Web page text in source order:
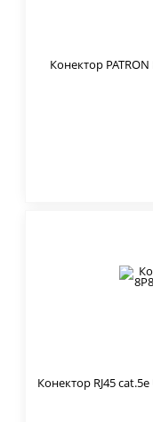
Конектор PATRON
Конектор RJ45